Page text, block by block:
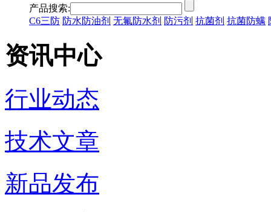
产品搜索:
C6三防 防水防油剂 无氟防水剂 防污剂 抗菌剂 抗菌防螨
资讯中心
行业动态
技术文章
新品发布